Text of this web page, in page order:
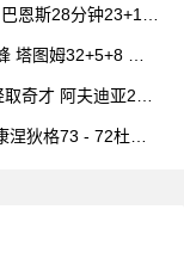
恩斯28分钟23+15
塔图姆32+5+8 普
奇才 阿夫迪亚20+
狄格73 - 72杜克